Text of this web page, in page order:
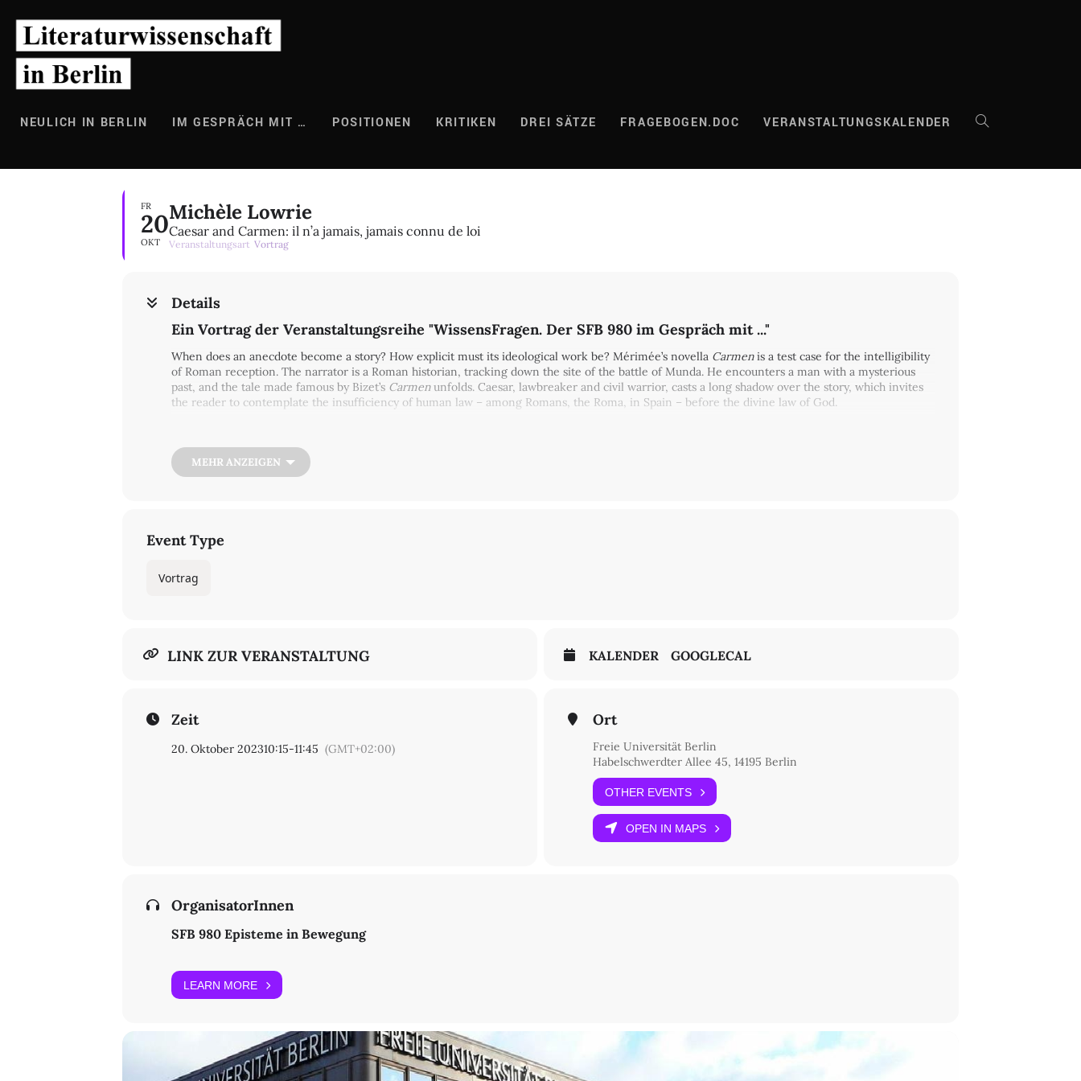
Inhalt
springen
NEULICH IN BERLIN IM GESPRÄCH MIT … POSITIONEN KRITIKEN DREI SÄTZE FRAGEBOGEN.DOC VERANSTALTUNGSKALENDER WEBSITE-
FR
20
OKT
Michèle Lowrie
Caesar and Carmen: il n’a jamais, jamais connu de loi
Veranstaltungsart Vortrag
Details
Ein Vortrag der Veranstaltungsreihe "WissensFragen. Der SFB 980 im Gespräch mit ..."
When does an anecdote become a story? How explicit must its ideological work be? Mérimée’s novella Carmenis a test case for the intelligibility
of Roman reception. The narrator is a Roman historian, tracking down the site of the battle of Munda. He encounters a man with a mysterious
past, and the tale made famous by Bizet’s Carmenunfolds. Caesar, lawbreaker and civil warrior, casts a long shadow over the story, which invites
the reader to contemplate the insufficiency of human law – among Romans, the Roma, in Spain – before the divine law of God.
Schwendenerstraße 8
14195 Berlin-Dahlem
und bekommen dann einen Zugangslink zugeschickt.
MEHR ANZEIGEN
Event Type
Vortrag
LINK ZUR VERANSTALTUNG KALENDER GOOGLECAL
Zeit
20. Oktober 202310:15-11:45 (GMT+02:00)
Ort
Freie Universität Berlin
Habelschwerdter Allee 45, 14195 Berlin
OTHER EVENTS
OPEN IN MAPS
OrganisatorInnen
SFB 980 Episteme in Bewegung
LEARN MORE